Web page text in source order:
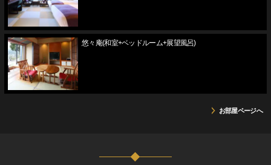
悠々庵(和室+ベッドルーム+展望風呂)
お部屋ページへ